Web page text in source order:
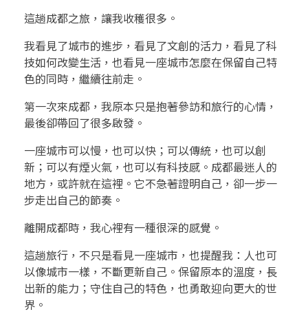
這趟成都之旅，讓我收穫很多。
我看見了城市的進步，看見了文創的活力，看見了科
技如何改變生活，也看見一座城市怎麼在保留自己特
色的同時，繼續往前走。
第一次來成都，我原本只是抱著參訪和旅行的心情，
最後卻帶回了很多啟發。
一座城市可以慢，也可以快；可以傳統，也可以創
新；可以有煙火氣，也可以有科技感。成都最迷人的
地方，或許就在這裡。它不急著證明自己，卻一步一
步走出自己的節奏。
離開成都時，我心裡有一種很深的感覺。
這趟旅行，不只是看見一座城市，也提醒我：人也可
以像城市一樣，不斷更新自己。保留原本的溫度，長
出新的能力；守住自己的特色，也勇敢迎向更大的世
界。